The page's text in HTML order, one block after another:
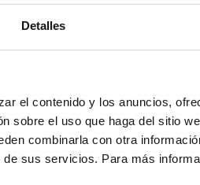
Detalles
el contenido y los anuncios,
sobre el uso que haga del sitio
combinarla con otra
sus servicios. Para más
de Valdecilla, reunirá a